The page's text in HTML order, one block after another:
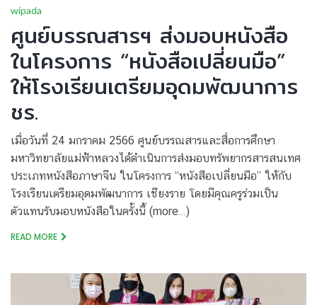
wipada
ศูนย์บรรณสารฯ ส่งมอบหนังสือ
ในโครงการ “หนังสือเปลี่ยนมือ”
ให้โรงเรียนเตรียมอุดมพัฒนาการ
ชร.
เมื่อวันที่ 24 มกราคม 2566 ศูนย์บรรณสารและสื่อการศึกษา
มหาวิทยาลัยแม่ฟ้าหลวงได้ดำเนินการส่งมอบทรัพยากรสารสนเทศ
ประเภทหนังสือภาษาจีน ในโครงการ “หนังสือเปลี่ยนมือ” ให้กับ
โรงเรียนเตรียมอุดมพัฒนาการ เชียงราย โดยมีคุณครูร่วมเป็น
ตัวแทนรับมอบหนังสือในครั้งนี้ (more…)
READ MORE